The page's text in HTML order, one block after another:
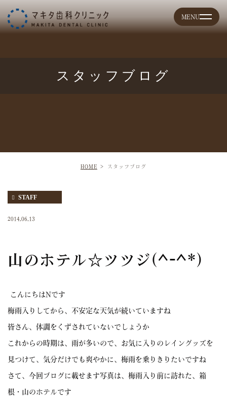
スタッフブログ
HOME スタッフブログ
STAFF
2014.06.13
山のホテル☆ツツジ(^-^*)
こんにちはNです
梅雨入りしてから、不安定な天気が続いていますね
皆さん、体調をくずされていないでしょうか
これからの時期は、雨が多いので、お気に入りのレイングッズを
見つけて、気分だけでも爽やかに、梅雨を乗りきりたいですね
さて、今回ブログに載せます写真は、梅雨入り前に訪れた、箱
根・山のホテルです